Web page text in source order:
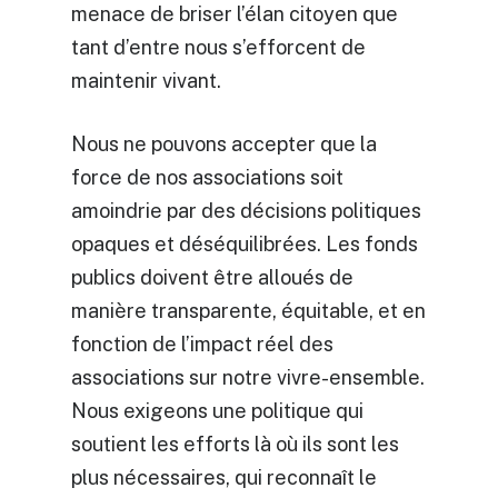
menace de briser l’élan citoyen que
tant d’entre nous s’efforcent de
maintenir vivant.
Nous ne pouvons accepter que la
force de nos associations soit
amoindrie par des décisions politiques
opaques et déséquilibrées. Les fonds
publics doivent être alloués de
manière transparente, équitable, et en
fonction de l’impact réel des
associations sur notre vivre-ensemble.
Nous exigeons une politique qui
soutient les efforts là où ils sont les
plus nécessaires, qui reconnaît le